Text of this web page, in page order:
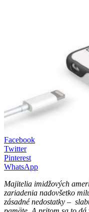
Facebook
Twitter
Pinterest
WhatsApp
Majitelia imidžových
zariadenia nadovšetko
zásadné nedostatky –